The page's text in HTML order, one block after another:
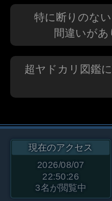
特に断りのな
間違いが
超ヤドカリ図鑑
現在のアクセス
2026/08/07
22:50:26
3名が閲覧中